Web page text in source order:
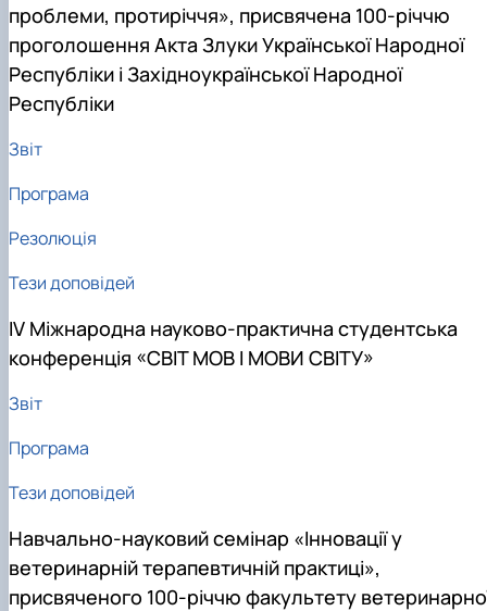
проблеми, протиріччя», присвячена 100-річчю
проголошення Акта Злуки Української Народної
Республіки і Західноукраїнської Народної
Республіки
Звіт
Програма
Резолюція
Тези доповідей
ІV Міжнародна науково-практична студентська
конференція «СВІТ МОВ І МОВИ СВІТУ»
Звіт
Програма
Тези доповідей
Навчально-науковий семінар «Інновації у
ветеринарній терапевтичній практиці»,
присвяченого 100-річчю факультету